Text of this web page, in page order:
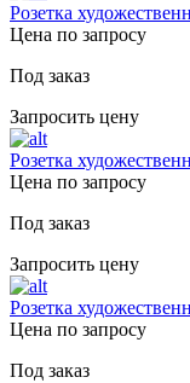
Розетка
Цена по запросу
Под заказ
Запросить цену
Розетка
Цена по запросу
Под заказ
Запросить цену
Розетка
Цена по запросу
Под заказ